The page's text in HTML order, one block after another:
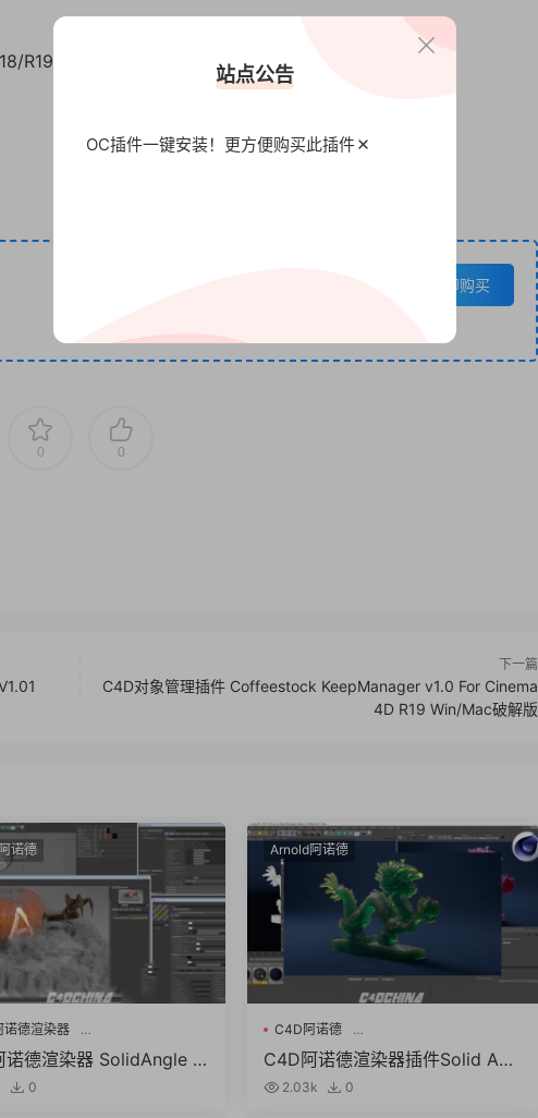
R19
立即购买
0 0
下一篇
C4D对象管理插件 Coffeestock KeepManager v1.0 For Cinema
4D R19 Win/Mac破解版
诺德
德渲染器
C4DtoA 4.0.3.1
诺德渲染器 SolidAngle C
4.0.3.1 R21/R22/R23/R2
0
Arnold阿诺德
C4D阿诺德
Solid Angle Cinema 4D To Arnold
v4.0.1
C4D阿诺德渲染器插件Solid Ang
le Cinema 4D To Arnold v4.0.1
2.03k 0
站点公告
OC插件一键安装！更方便购买此插件